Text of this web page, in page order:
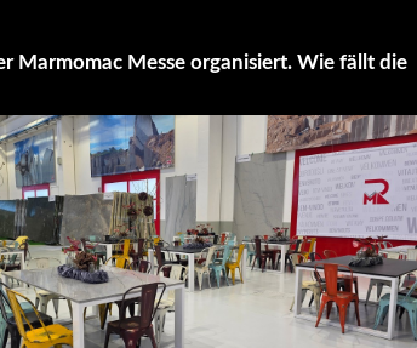
Marmomac Messe organisiert. Wie fällt die